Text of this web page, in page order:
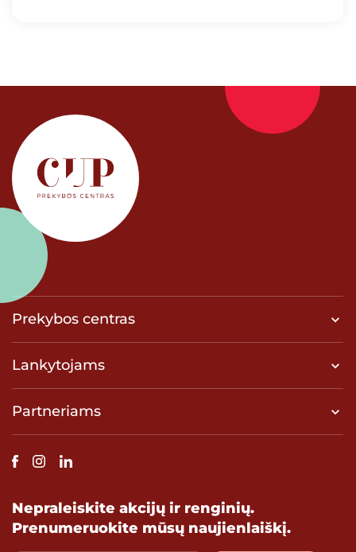
Prekybos centras
Lankytojams
Partneriams
Nepraleiskite akcijų ir renginių.
Prenumeruokite mūsų naujienlaiškį.